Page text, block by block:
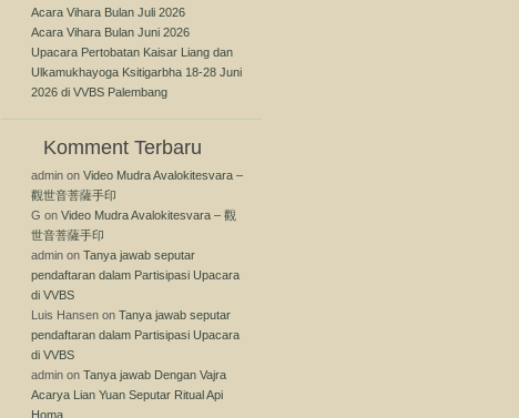
Acara Vihara Bulan Juli 2026
Acara Vihara Bulan Juni 2026
Upacara Pertobatan Kaisar Liang dan
Ulkamukhayoga Ksitigarbha 18-28 Juni
2026 di VVBS Palembang
Komment Terbaru
admin on Video Mudra Avalokitesvara –
觀世音菩薩手印
G on Video Mudra Avalokitesvara – 觀
世音菩薩手印
admin on Tanya jawab seputar
pendaftaran dalam Partisipasi Upacara
di VVBS
Luis Hansen on Tanya jawab seputar
pendaftaran dalam Partisipasi Upacara
di VVBS
admin on Tanya jawab Dengan Vajra
Acarya Lian Yuan Seputar Ritual Api
Homa